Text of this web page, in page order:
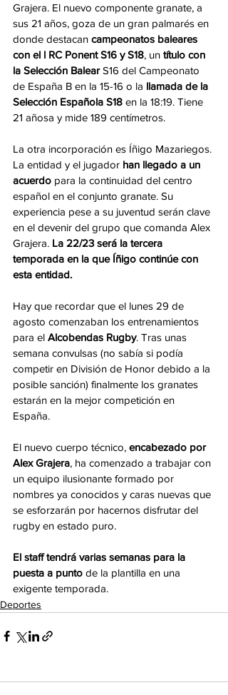
Grajera. El nuevo componente granate, a
sus 21 años, goza de un gran palmarés en
donde destacan campeonatos baleares
con el l RC Ponent S16 y S18, un título con
la Selección Balear S16 del Campeonato
de España B en la 15-16 o la llamada de la
Selección Española S18 en la 18:19. Tiene
21 añosa y mide 189 centímetros.
La otra incorporación es Íñigo Mazariegos.
La entidad y el jugador han llegado a un
acuerdo para la continuidad del centro
español en el conjunto granate. Su
experiencia pese a su juventud serán clave
en el devenir del grupo que comanda Alex
Grajera. La 22/23 será la tercera
temporada en la que Íñigo continúe con
esta entidad.
Hay que recordar que el lunes 29 de
agosto comenzaban los entrenamientos
para el Alcobendas Rugby. Tras unas
semana convulsas (no sabía si podía
competir en División de Honor debido a la
posible sanción) finalmente los granates
estarán en la mejor competición en
España.
El nuevo cuerpo técnico, encabezado por
Alex Grajera, ha comenzado a trabajar con
un equipo ilusionante formado por
nombres ya conocidos y caras nuevas que
se esforzarán por hacernos disfrutar del
rugby en estado puro.
El staff tendrá varias semanas para la
puesta a punto de la plantilla en una
exigente temporada.
Deportes